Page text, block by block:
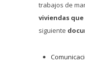
trabajos de
viviendas
siguiente